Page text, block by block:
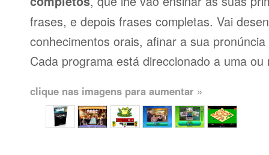
frases, e depois frases completas. Vai
conhecimentos orais, afinar a sua
Cada programa está direccionado a uma
clique nas imagens para aumentar »